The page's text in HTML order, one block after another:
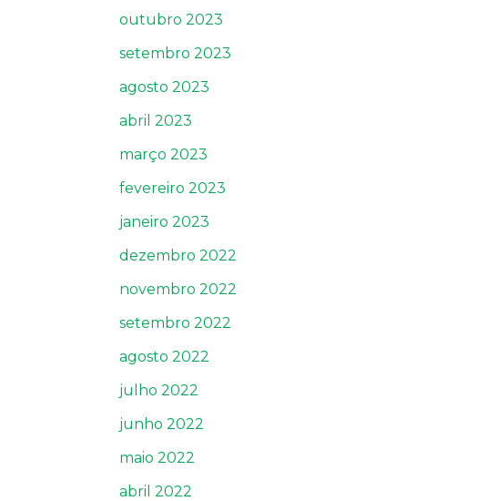
outubro 2023
setembro 2023
agosto 2023
abril 2023
março 2023
fevereiro 2023
janeiro 2023
dezembro 2022
novembro 2022
setembro 2022
agosto 2022
julho 2022
junho 2022
maio 2022
abril 2022